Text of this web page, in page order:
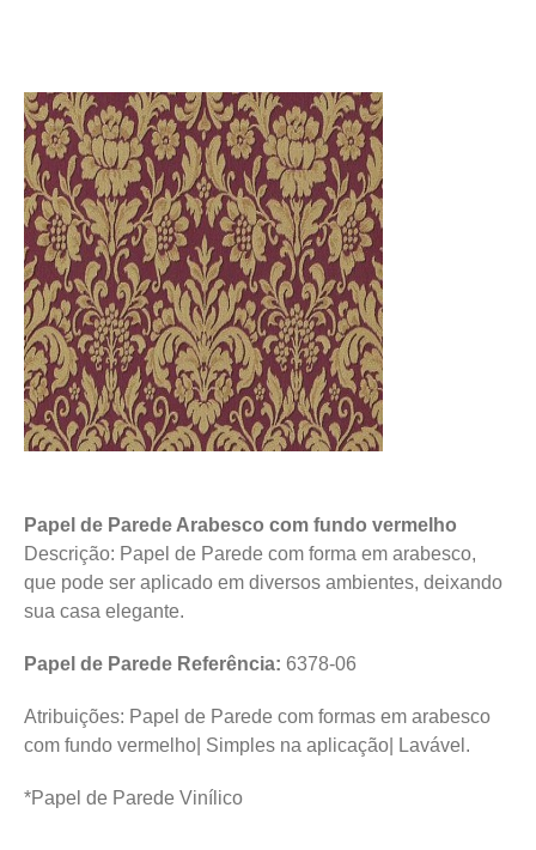
Papel de Parede Arabesco com fundo vermelho
Descrição: Papel de Parede com forma em arabesco,
que pode ser aplicado em diversos ambientes, deixando
sua casa elegante.
Papel de Parede Referência: 6378-06
Atribuições: Papel de Parede com formas em arabesco
com fundo vermelho| Simples na aplicação| Lavável.
*Papel de Parede Vinílico